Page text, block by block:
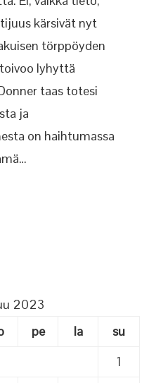
kärsivät nyt
törppöyden
lyhyttä
taas totesi
ja
on haihtumassa
2023
pe la
su
1